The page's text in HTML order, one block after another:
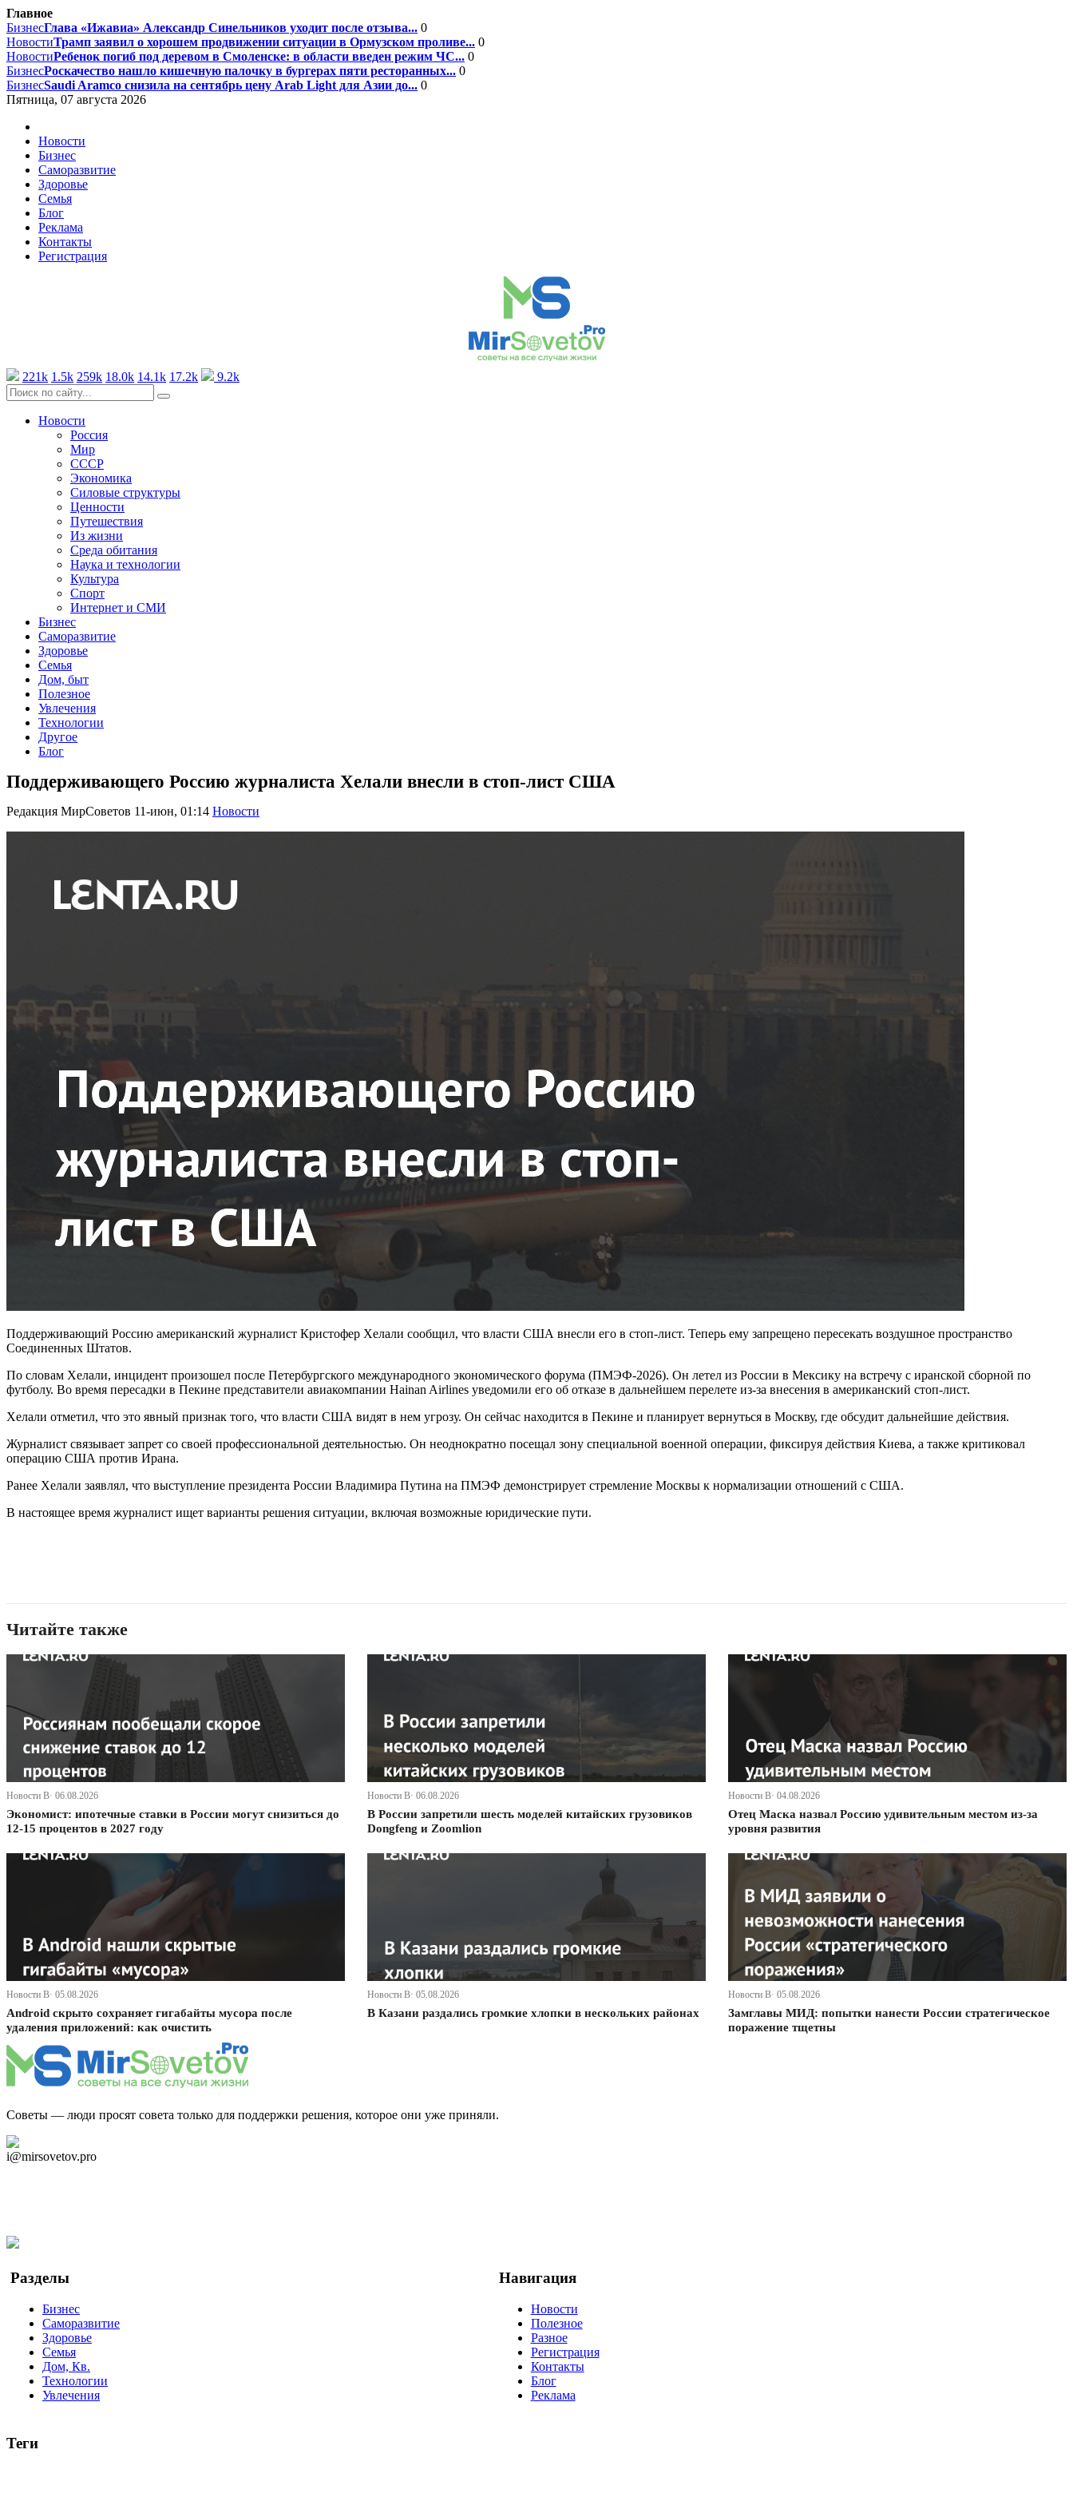
Главное
БизнесГлава «Ижавиа» Александр Синельников уходит после отзыва... 0
НовостиТрамп заявил о хорошем продвижении ситуации в Ормузском проливе... 0
НовостиРебенок погиб под деревом в Смоленске: в области введен режим ЧС... 0
БизнесРоскачество нашло кишечную палочку в бургерах пяти ресторанных... 0
БизнесSaudi Aramco снизила на сентябрь цену Arab Light для Азии до... 0
Пятница, 07 августа 2026
Новости
Бизнес
Саморазвитие
Здоровье
Семья
Блог
Реклама
Контакты
Регистрация
221k 1.5k 259k 18.0k 14.1k 17.2k 9.2k
Новости
Россия
Мир
СССР
Экономика
Силовые структуры
Ценности
Путешествия
Из жизни
Среда обитания
Наука и технологии
Культура
Спорт
Интернет и СМИ
Бизнес
Саморазвитие
Здоровье
Семья
Дом, быт
Полезное
Увлечения
Технологии
Другое
Блог
Поддерживающего Россию журналиста Хелали внесли в стоп-лист США
Редакция МирСоветов 11-июн, 01:14 Новости
Поддерживающий Россию американский журналист Кристофер Хелали сообщил, что власти США внесли его в стоп-лист. Теперь ему запрещено пересекать воздушное пространство
Соединенных Штатов.
По словам Хелали, инцидент произошел после Петербургского международного экономического форума (ПМЭФ-2026). Он летел из России в Мексику на встречу с иранской сборной по
футболу. Во время пересадки в Пекине представители авиакомпании Hainan Airlines уведомили его об отказе в дальнейшем перелете из-за внесения в американский стоп-лист.
Хелали отметил, что это явный признак того, что власти США видят в нем угрозу. Он сейчас находится в Пекине и планирует вернуться в Москву, где обсудит дальнейшие действия.
Журналист связывает запрет со своей профессиональной деятельностью. Он неоднократно посещал зону специальной военной операции, фиксируя действия Киева, а также критиковал
операцию США против Ирана.
Ранее Хелали заявлял, что выступление президента России Владимира Путина на ПМЭФ демонстрирует стремление Москвы к нормализации отношений с США.
В настоящее время журналист ищет варианты решения ситуации, включая возможные юридические пути.
Читайте также
Новости В· 06.08.2026
Экономист: ипотечные ставки в России могут снизиться до
12-15 процентов в 2027 году
Новости В· 06.08.2026
В России запретили шесть моделей китайских грузовиков
Dongfeng и Zoomlion
Новости В· 04.08.2026
Отец Маска назвал Россию удивительным местом из-за
уровня развития
Новости В· 05.08.2026
Android скрыто сохраняет гигабайты мусора после
удаления приложений: как очистить
Новости В· 05.08.2026
В Казани раздались громкие хлопки в нескольких районах
Новости В· 05.08.2026
Замглавы МИД: попытки нанести России стратегическое
поражение тщетны
Советы — люди просят совета только для поддержки решения, которое они уже приняли.
i@mirsovetov.pro
Разделы
Бизнес
Саморазвитие
Здоровье
Семья
Дом, Кв.
Технологии
Увлечения
Навигация
Новости
Полезное
Разное
Регистрация
Контакты
Блог
Реклама
Теги